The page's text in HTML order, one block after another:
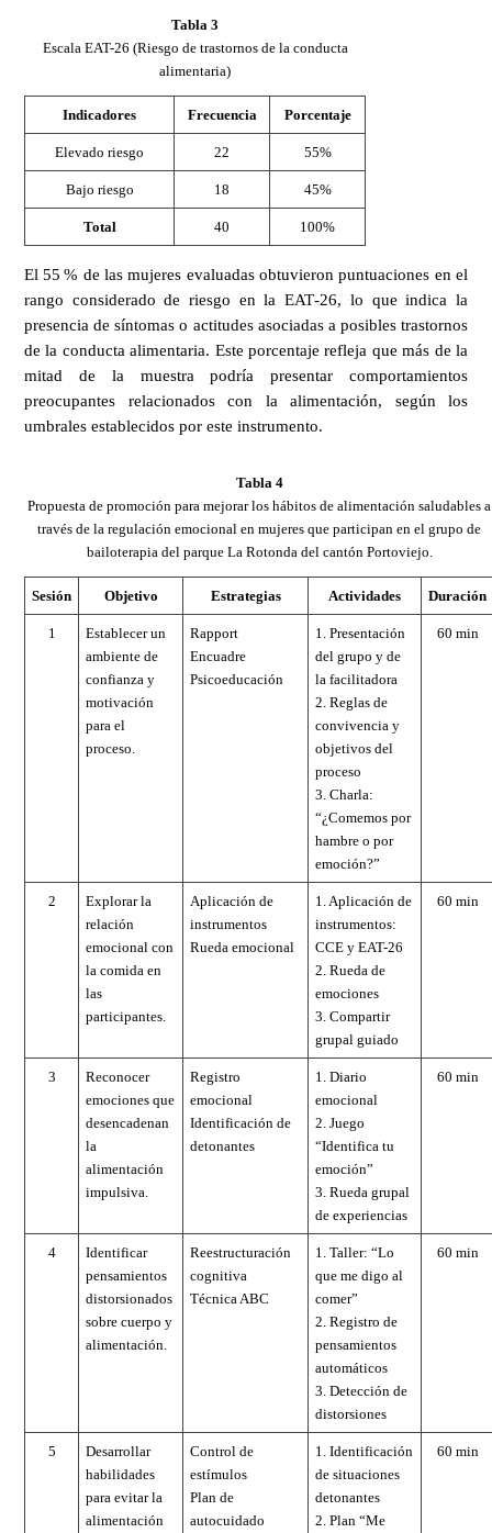
Tabla 3
Escala EAT-26 (Riesgo de trastornos de la conducta
alimentaria)
Indicadores Frecuencia Porcentaje
Elevado riesgo 22 55%
Bajo riesgo 18 45%
Total 40 100%
El 55 % de las mujeres evaluadas obtuvieron puntuaciones en el
rango considerado de riesgo en la EAT‑26, lo que indica la
presencia de síntomas o actitudes asociadas a posibles trastornos
de la conducta alimentaria. Este porcentaje refleja que más de la
mitad de la muestra podría presentar comportamientos
preocupantes relacionados con la alimentación, según los
umbrales establecidos por este instrumento.
Tabla 4
Propuesta de promoción para mejorar los hábitos de alimentación saludables a
través de la regulación emocional en mujeres que participan en el grupo de
bailoterapia del parque La Rotonda del cantón Portoviejo.
Sesión Objetivo Estrategias Actividades Duración
1
Establecer un
ambiente de
confianza y
motivación
para el
proceso.
Rapport
Encuadre
Psicoeducación
1. Presentación
del grupo y de
la facilitadora
2. Reglas de
convivencia y
objetivos del
proceso
3. Charla:
“¿Comemos por
hambre o por
emoción?”
60 min
2
Explorar la
relación
emocional con
la comida en
las
participantes.
Aplicación de
instrumentos
Rueda emocional
1. Aplicación de
instrumentos:
CCE y EAT-26
2. Rueda de
emociones
3. Compartir
grupal guiado
60 min
3
Reconocer
emociones que
desencadenan
la
alimentación
impulsiva.
Registro
emocional
Identificación de
detonantes
1. Diario
emocional
2. Juego
“Identifica tu
emoción”
3. Rueda grupal
de experiencias
60 min
4
Identificar
pensamientos
distorsionados
sobre cuerpo y
alimentación.
Reestructuración
cognitiva
Técnica ABC
1. Taller: “Lo
que me digo al
comer”
2. Registro de
pensamientos
automáticos
3. Detección de
distorsiones
60 min
5
Desarrollar
habilidades
para evitar la
alimentación
Control de
estímulos
Plan de
autocuidado
1. Identificación
de situaciones
detonantes
2. Plan “Me
60 min